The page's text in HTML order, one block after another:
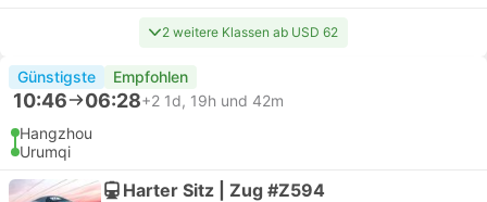
2 weitere Klassen ab USD 62
Günstigste Empfohlen
10:46 06:28+2 1d, 19h und 42m
Hangzhou
Urumqi
Harter Sitz | Zug #Z594